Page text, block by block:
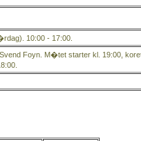
10:00 - 17:00.
Foyn. M�tet starter kl. 19:00,